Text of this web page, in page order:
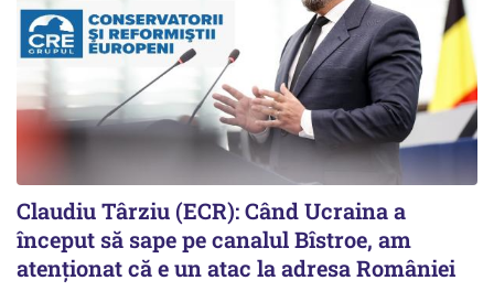
Claudiu Târziu (ECR): Când Ucraina a
început să sape pe canalul Bîstroe, am
atenționat că e un atac la adresa României